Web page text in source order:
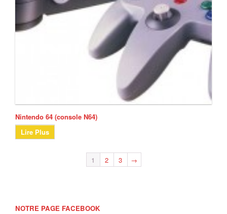
Nintendo 64 (console N64)
Lire Plus
1 2 3 →
NOTRE PAGE FACEBOOK